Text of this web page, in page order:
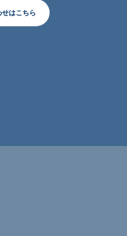
せはこちら